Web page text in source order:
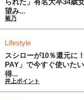
られた」有名大卒34歳
望み...
菊乃
Lifestyle
スシローが10％還元に
PAY」で今すぐ使いた
得...
井上ポイント